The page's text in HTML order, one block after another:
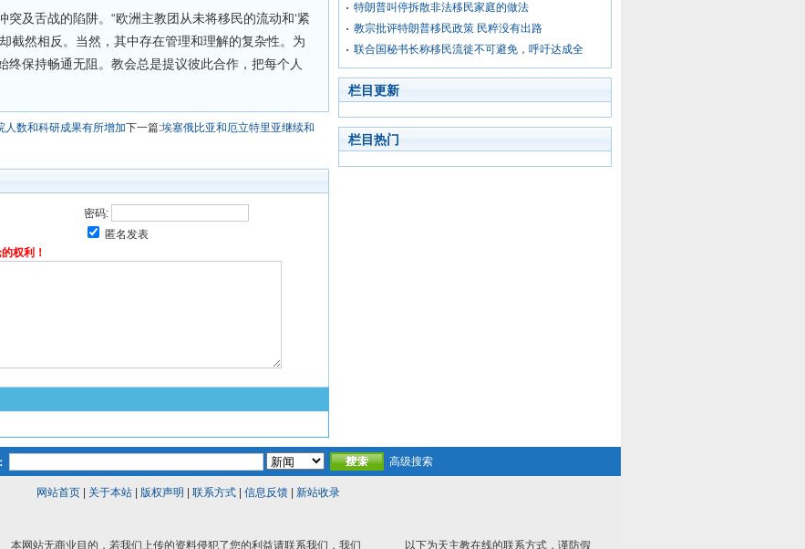
及舌战的陷阱。“欧洲主教团从未将移民的流动和‘紧
截然相反。当然，其中存在管理和理解的复杂性。为
终保持畅通无阻。教会总是提议彼此合作，把每个人
数和科研成果有所增加下一篇:埃塞俄比亚和厄立特里亚继续和
密码:
匿名发表
权利！
特朗普叫停拆散非法移民家庭的做法
教宗批评特朗普移民政策 民粹没有出路
联合国秘书长称移民流徙不可避免，呼吁达成全
栏目更新
栏目热门
高级搜索
网站首页| 关于本站| 版权声明 联系方式| 信息反馈| 新站收录
本网站无商业目的，若我们上传的资料侵犯了您的利益请联系我们，我们 以下为天主教在线的联系方式，谨防假